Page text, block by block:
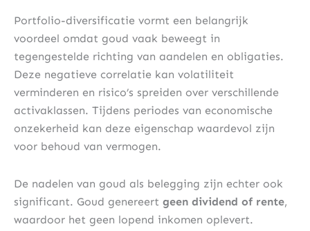
Portfolio-diversificatie vormt een belangrijk
voordeel omdat goud vaak beweegt in
tegengestelde richting van aandelen en obligaties.
Deze negatieve correlatie kan volatiliteit
verminderen en risico’s spreiden over verschillende
activaklassen. Tijdens periodes van economische
onzekerheid kan deze eigenschap waardevol zijn
voor behoud van vermogen.
De nadelen van goud als belegging zijn echter ook
significant. Goud genereert geen dividend of rente,
waardoor het geen lopend inkomen oplevert.